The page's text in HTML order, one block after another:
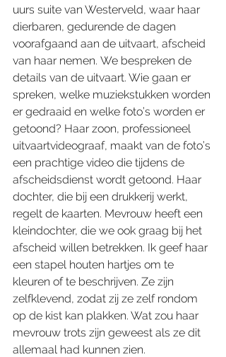
uurs suite van Westerveld, waar haar
dierbaren, gedurende de dagen
voorafgaand aan de uitvaart, afscheid
van haar nemen. We bespreken de
details van de uitvaart. Wie gaan er
spreken, welke muziekstukken worden
er gedraaid en welke foto’s worden er
getoond? Haar zoon, professioneel
uitvaartvideograaf, maakt van de foto’s
een prachtige video die tijdens de
afscheidsdienst wordt getoond. Haar
dochter, die bij een drukkerij werkt,
regelt de kaarten. Mevrouw heeft een
kleindochter, die we ook graag bij het
afscheid willen betrekken. Ik geef haar
een stapel houten hartjes om te
kleuren of te beschrijven. Ze zijn
zelfklevend, zodat zij ze zelf rondom
op de kist kan plakken. Wat zou haar
mevrouw trots zijn geweest als ze dit
allemaal had kunnen zien.